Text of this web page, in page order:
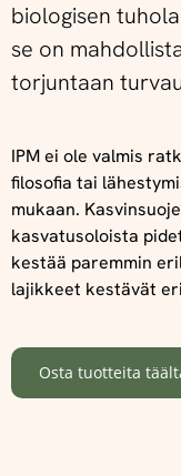
biologisen
se on
torjuntaan
IPM ei ole valmis
filosofia tai
mukaan.
kasvatusoloista
kestää paremmin
lajikkeet kestävät
Osta tuotteita